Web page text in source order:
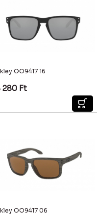
OO9417 16
280 Ft
OO9417 06